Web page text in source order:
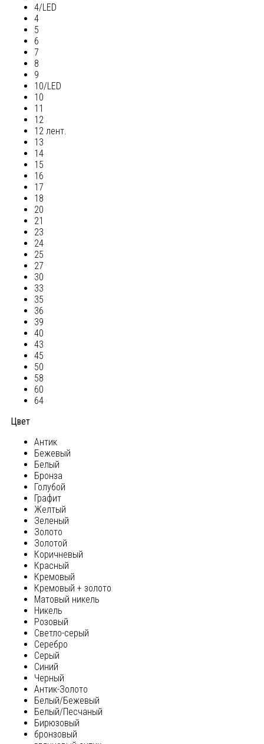
4/LED
4
5
6
7
8
9
10/LED
10
11
12
12 лент.
13
14
15
16
17
18
20
21
23
24
25
27
30
33
35
36
39
40
43
45
50
58
60
64
Цвет
Антик
Бежевый
Белый
Бронза
Голубой
Графит
Желтый
Зеленый
Золото
Золотой
Коричневый
Красный
Кремовый
Кремовый + золото
Матовый никель
Никель
Розовый
Светло-серый
Серебро
Серый
Синий
Черный
Антик-Золото
Белый/Бежевый
Белый/Песчаный
Бирюзовый
бронзовый